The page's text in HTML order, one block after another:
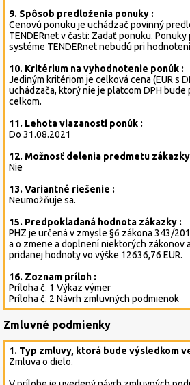
9. Spôsob predloženia ponuky :
Cenovú ponuku je uchádzač povinný
TENDERnet v časti: Zadať ponuku.
systéme TENDERnet nebudú pri
10. Kritérium na vyhodnotenie ponúk :
Jediným kritériom je celková cena (EUR s
uchádzača, ktorý nie je platcom DPH bude
celkom.
11. Lehota viazanosti ponúk :
Do 31.08.2021
12. Možnosť delenia predmetu
Nie
13. Variantné riešenie :
Neumožňuje sa.
15. Predpokladaná hodnota zákazky :
PHZ je určená v zmysle §6 zákona 343/
a o zmene a doplnení niektorých zákonov
pridanej hodnoty vo výške 12636,76 EUR.
16. Zoznam príloh :
Príloha č. 1 Výkaz výmer
Príloha č. 2 Návrh zmluvných podmienok
Zmluvné podmienky
1. Typ zmluvy, ktorá bude výsledkom
Zmluva o dielo.